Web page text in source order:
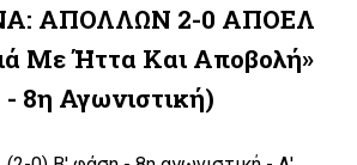
ΑΠΟΛΛΩΝ 2-0 ΑΠΟΕΛ
Με Ήττα Και Αποβολή»
8η Αγωνιστική)